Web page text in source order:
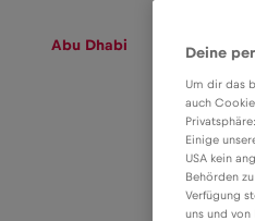
Abu Dhabi
5€
Deine
Um dir das
auch
Einige
USA kein
Behörden
Verfügung
uns und von